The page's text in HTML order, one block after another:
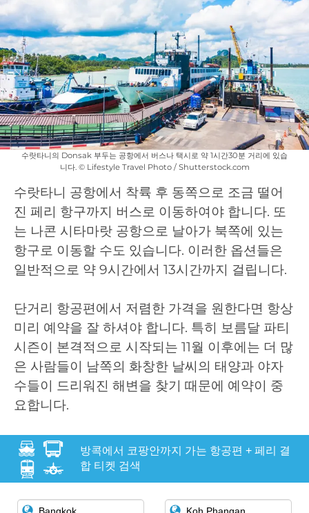
수랏타니의 Donsak 부두는 공항에서 버스나 택시로 약 1시간30분 거리에 있습
니다. © Lifestyle Travel Photo / Shutterstock.com
수랏타니 공항에서 착륙 후 동쪽으로 조금 떨어
진 페리 항구까지 버스로 이동하여야 합니다. 또
는 나콘 시타마랏 공항으로 날아가 북쪽에 있는
항구로 이동할 수도 있습니다. 이러한 옵션들은
일반적으로 약 9시간에서 13시간까지 걸립니다.
단거리 항공편에서 저렴한 가격을 원한다면 항상
미리 예약을 잘 하셔야 합니다. 특히 보름달 파티
시즌이 본격적으로 시작되는 11월 이후에는 더 많
은 사람들이 남쪽의 화창한 날씨의 태양과 야자
수들이 드리워진 해변을 찾기 때문에 예약이 중
요합니다.
방콕에서 코팡안까지 가는 항공편 + 페리 결
합 티켓 검색